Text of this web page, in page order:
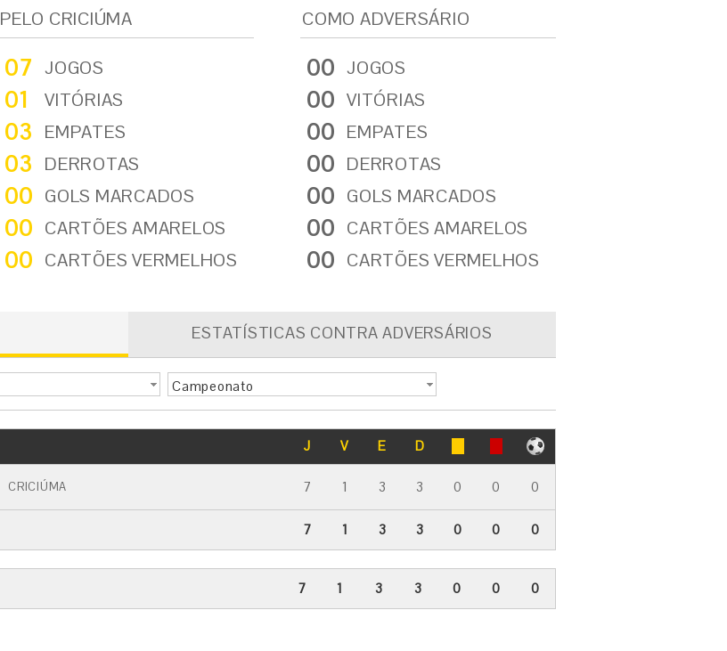
PELO CRICIÚMA
07 JOGOS
01 VITÓRIAS
03 EMPATES
03 DERROTAS
00 GOLS MARCADOS
00 CARTÕES AMARELOS
00 CARTÕES VERMELHOS
COMO ADVERSÁRIO
00 JOGOS
00 VITÓRIAS
00 EMPATES
00 DERROTAS
00 GOLS MARCADOS
00 CARTÕES AMARELOS
00 CARTÕES VERMELHOS
ESTATÍSTICAS CONTRA ADVERSÁRIOS
Campeonato
J V E D
CRICIÚMA 7 1 3 3 0 0 0
7 1 3 3 0 0 0
7 1 3 3 0 0 0